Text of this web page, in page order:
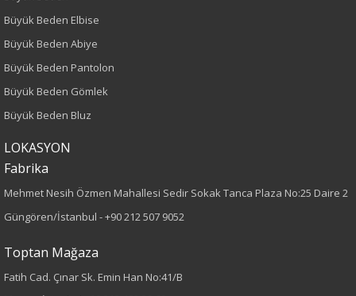
Büyük Beden
Boy
85
Dokuma
Düz
Kumaş
Büyük Beden Elbise
Büyük Beden Abiye
Büyük Beden Pantolon
Büyük Beden Gömlek
Büyük Beden Bluz
LOKASYON
Fabrika
Mehmet Nesih Özmen Mahallesi Sedir Sokak Tanca Plaza No:25 Daire 2
Güngören/İstanbul -+90 212 507 9052
Toptan Mağaza
Fatih Cad. Çınar Sk. Emin Han No:41/B